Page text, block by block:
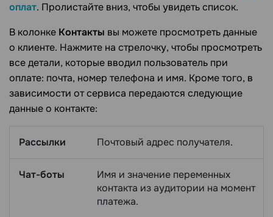
оплат. Пролистайте вниз, чтобы увидеть список.
В колонке Контакты вы можете просмотреть данные
о клиенте. Нажмите на стрелочку, чтобы просмотреть
все детали, которые вводил пользователь при
оплате: почта, номер телефона и имя. Кроме того, в
зависимости от сервиса передаются следующие
данные о контакте:
Рассылки Почтовый адрес получателя.
Чат-боты
Имя и значение переменных
контакта из аудитории на момент
платежа.